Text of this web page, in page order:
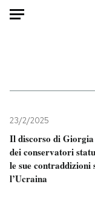
Mondo
Politica
Tecnologia
Internet
23/2/2025
Il discorso di
dei conservatori
le sue contraddizioni
l’Ucraina